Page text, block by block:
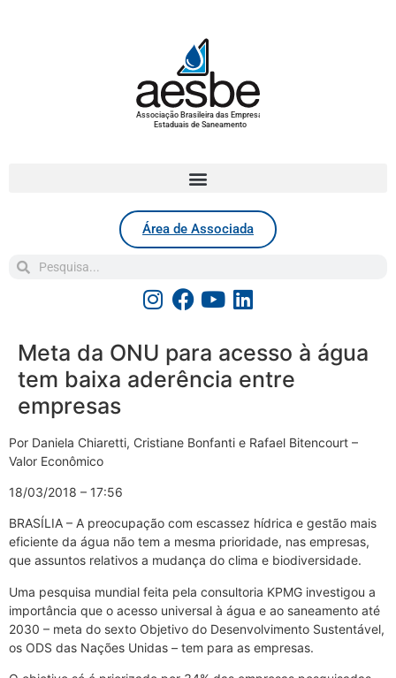
Associação Brasileira das Empresas
Estaduais de Saneamento
Área de Associada
Meta da ONU para acesso à água
tem baixa aderência entre
empresas
Por Daniela Chiaretti, Cristiane Bonfanti e Rafael Bitencourt –
Valor Econômico
18/03/2018 – 17:56
BRASÍLIA – A preocupação com escassez hídrica e gestão mais
eficiente da água não tem a mesma prioridade, nas empresas,
que assuntos relativos a mudança do clima e biodiversidade.
Uma pesquisa mundial feita pela consultoria KPMG investigou a
importância que o acesso universal à água e ao saneamento até
2030 – meta do sexto Objetivo do Desenvolvimento Sustentável,
os ODS das Nações Unidas – tem para as empresas.